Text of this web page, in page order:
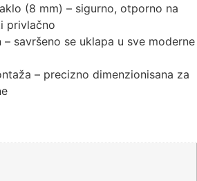
(8 mm) – sigurno, otporno na
privlačno
– savršeno se uklapa u sve moderne
– precizno dimenzionisana za